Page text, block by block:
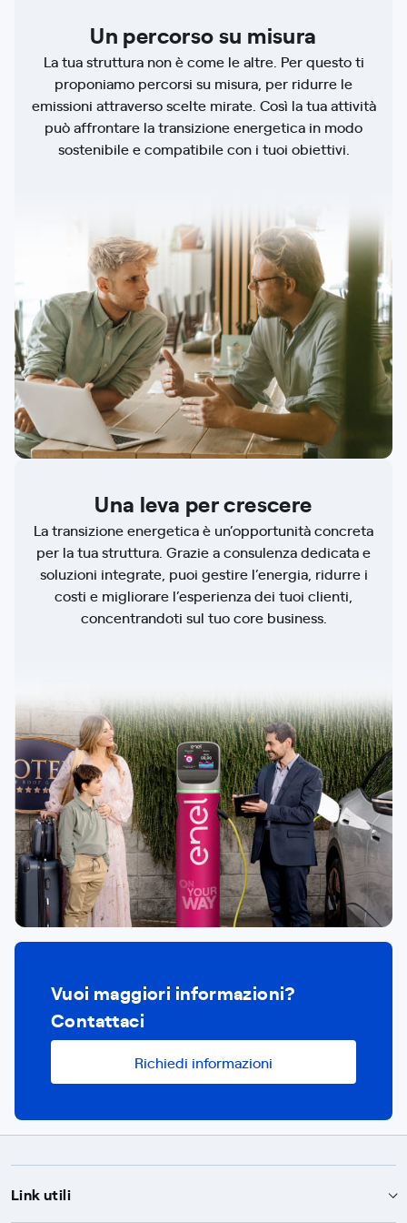
Un percorso su misura
La tua struttura non è come le altre. Per questo ti
proponiamo percorsi su misura, per ridurre le
emissioni attraverso scelte mirate. Così la tua attività
può affrontare la transizione energetica in modo
sostenibile e compatibile con i tuoi obiettivi.
Una leva per crescere
La transizione energetica è un’opportunità concreta
per la tua struttura. Grazie a consulenza dedicata e
soluzioni integrate, puoi gestire l’energia, ridurre i
costi e migliorare l’esperienza dei tuoi clienti,
concentrandoti sul tuo core business.
Vuoi maggiori informazioni?
Contattaci
Richiedi informazioni
Link utili